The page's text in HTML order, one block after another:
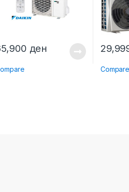
ден